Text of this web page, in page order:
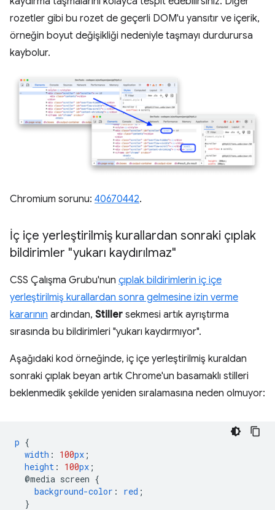
rozetler gibi bu rozet de geçerli DOM'u yansıtır ve içerik,
örneğin boyut değişikliği nedeniyle taşmayı durdurursa
kaybolur.
Chromium sorunu: 40670442.
İç içe yerleştirilmiş kurallardan sonraki çıplak
bildirimler "yukarı kaydırılmaz"
CSS Çalışma Grubu'nun çıplak bildirimlerin iç içe
yerleştirilmiş kurallardan sonra gelmesine izin verme
kararının ardından, Stiller sekmesi artık ayrıştırma
sırasında bu bildirimleri "yukarı kaydırmıyor".
Aşağıdaki kod örneğinde, iç içe yerleştirilmiş kuraldan
sonraki çıplak beyan artık Chrome'un basamaklı stilleri
beklenmedik şekilde yeniden sıralamasına neden olmuyor:
p {
width : 100px ;
height : 100px ;
@media screen {
background-color : red ;
}